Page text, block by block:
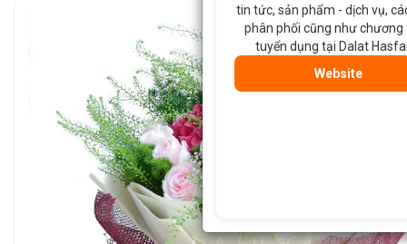
tin tức, sản phẩm - dịch vụ,
phân phối cũng như chương
tuyển dụng tại Dalat
Website